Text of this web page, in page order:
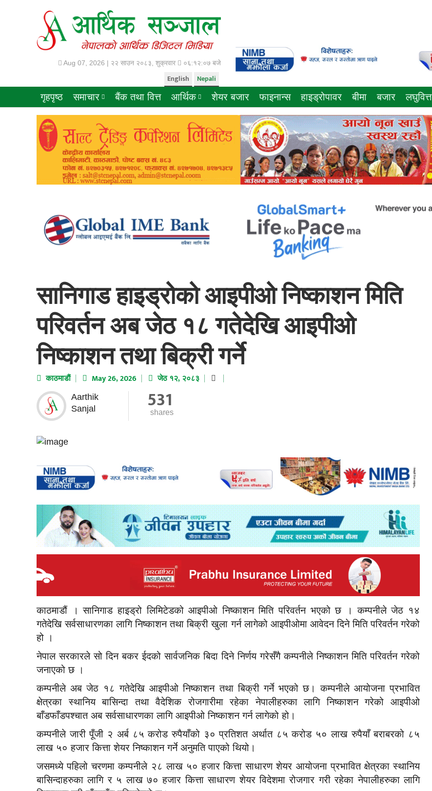
Aug 07, 2026 | २२ साउन २०८३, शुक्रवार ०६:१२:०७ बजे
Nepali
English
गृहपृष्ठ समाचार बैंक तथा वित्त आर्थिक शेयर बजार फाइनान्स हाइड्रोपावर बीमा बजार लघुवित्त
सानिगाड हाइड्रोको आइपीओ निष्काशन मिति
परिवर्तन अब जेठ १८ गतेदेखि आइपीओ
निष्काशन तथा बिक्री गर्ने
काठमाडाैं May 26, 2026 जेठ १२, २०८३
Aarthik
Sanjal
531
shares
काठमाडौं । सानिगाड हाइड्रो लिमिटेडको आइपीओ निष्काशन मिति परिवर्तन भएको छ । कम्पनीले जेठ १४
गतेदेखि सर्वसाधारणका लागि निष्काशन तथा बिक्री खुला गर्न लागेको आइपीओमा आवेदन दिने मिति परिवर्तन गरेको
हो ।
नेपाल सरकारले सो दिन बकर ईदको सार्वजनिक बिदा दिने निर्णय गरेसँगै कम्पनीले निष्काशन मिति परिवर्तन गरेको
जनाएको छ ।
कम्पनीले अब जेठ १८ गतेदेखि आइपीओ निष्काशन तथा बिक्री गर्ने भएको छ। कम्पनीले आयोजना प्रभावित
क्षेत्रका स्थानिय बासिन्दा तथा वैदेशिक रोजगारीमा रहेका नेपालीहरुका लागि निष्काशन गरेको आइपीओ
बाँडफाँडपश्चात अब सर्वसाधारणका लागि आइपीओ निष्काशन गर्न लागेको हो।
कम्पनीले जारी पूँजी २ अर्ब ८५ करोड रुपैयाँको ३० प्रतिशत अर्थात ८५ करोड ५० लाख रुपैयाँ बराबरको ८५
लाख ५० हजार कित्ता शेयर निष्काशन गर्ने अनुमति पाएको थियो।
जसमध्ये पहिलो चरणमा कम्पनीले २८ लाख ५० हजार कित्ता साधारण शेयर आयोजना प्रभावित क्षेत्रका स्थानिय
बासिन्दाहरुका लागि र ५ लाख ७० हजार कित्ता साधारण शेयर विदेशमा रोजगार गरी रहेका नेपालीहरुका लागि